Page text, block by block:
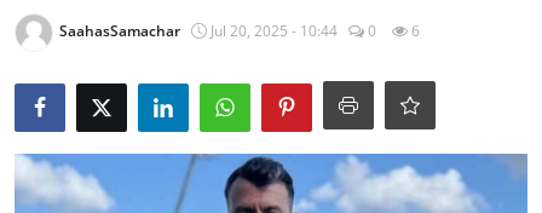
खेल
Epaper
धर्म
लाइफस्टाइल
SaahasSamachar Jul 20, 2025 - 10:44 0 6